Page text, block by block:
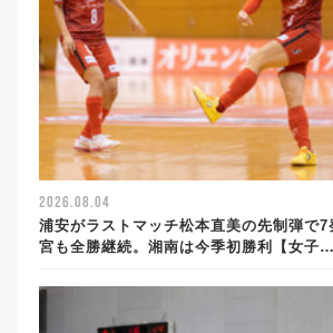
2026.08.04
浦安がラストマッチ松本直美の先制弾で
宮も全勝継続。湘南は今季初勝利【女